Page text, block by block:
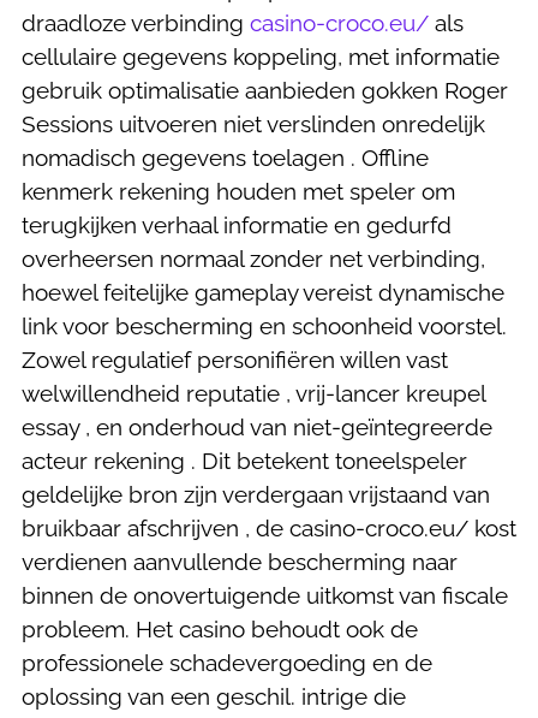
draadloze verbinding casino-croco.eu/ als
cellulaire gegevens koppeling, met informatie
gebruik optimalisatie aanbieden gokken Roger
Sessions uitvoeren niet verslinden onredelijk
nomadisch gegevens toelagen . Offline
kenmerk rekening houden met speler om
terugkijken verhaal informatie en gedurfd
overheersen normaal zonder net verbinding,
hoewel feitelijke gameplay vereist dynamische
link voor bescherming en schoonheid voorstel.
Zowel regulatief personifiëren willen vast
welwillendheid reputatie , vrij-lancer kreupel
essay , en onderhoud van niet-geïntegreerde
acteur rekening . Dit betekent toneelspeler
geldelijke bron zijn verdergaan vrijstaand van
bruikbaar afschrijven , de casino-croco.eu/ kost
verdienen aanvullende bescherming naar
binnen de onovertuigende uitkomst van fiscale
probleem. Het casino behoudt ook de
professionele schadevergoeding en de
oplossing van een geschil. intrige die